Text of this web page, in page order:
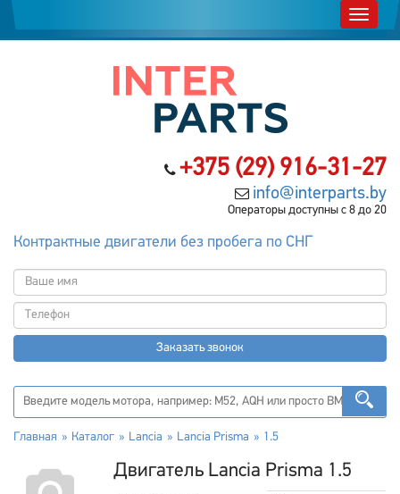
+375 (29) 916-31-27
info@interparts.by
Операторы доступны с 8 до 20
Контрактные двигатели без пробега по СНГ
Заказать звонок
Главная Каталог Lancia Lancia Prisma 1.5
Двигатель Lancia Prisma 1.5